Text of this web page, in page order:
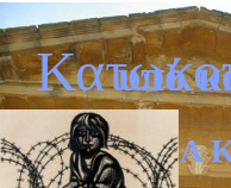
Go to content
υπό
50 ΧΡΟΝΙΑ